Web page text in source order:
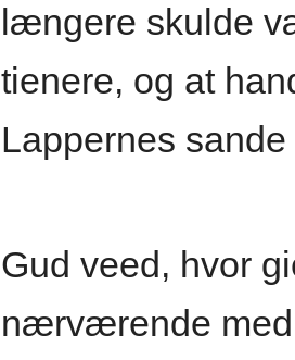
længere skulde
tienere, og at
Lappernes
Gud veed, hvor
nærværende